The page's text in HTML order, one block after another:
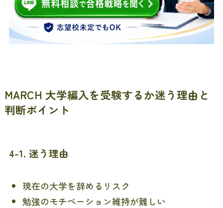
MARCH 大学編入を受験するか迷う理由と
判断ポイント
4-1. 迷う理由
現在の大学を辞めるリスク
勉強のモチベーション維持が難しい